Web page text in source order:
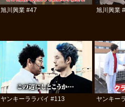
旭川興業 #47 旭川興業
ヤンキーララバイ #113 ヤンキー